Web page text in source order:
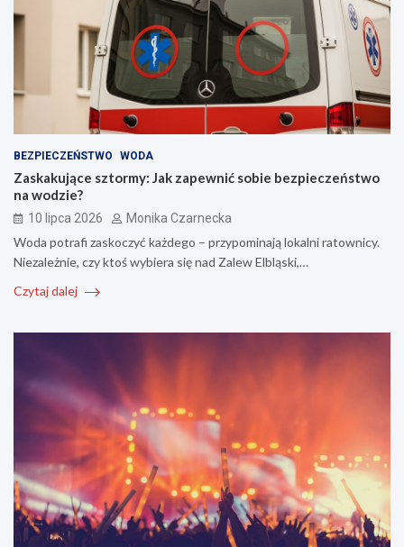
BEZPIECZEŃSTWO WODA
Zaskakujące sztormy: Jak zapewnić sobie bezpieczeństwo
na wodzie?
10 lipca 2026 Monika Czarnecka
Woda potrafi zaskoczyć każdego – przypominają lokalni ratownicy.
Niezależnie, czy ktoś wybiera się nad Zalew Elbląski,…
Czytaj dalej